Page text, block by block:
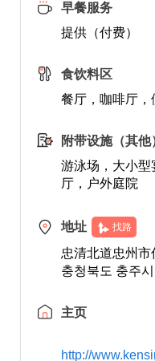
早餐服务
提供（付费）
食饮料区
餐厅，咖啡厅
附带设施（其他
游泳场，大小
厅，户外庭院
地址 找路
忠清北道忠州
충청북도 충주
主页
http://